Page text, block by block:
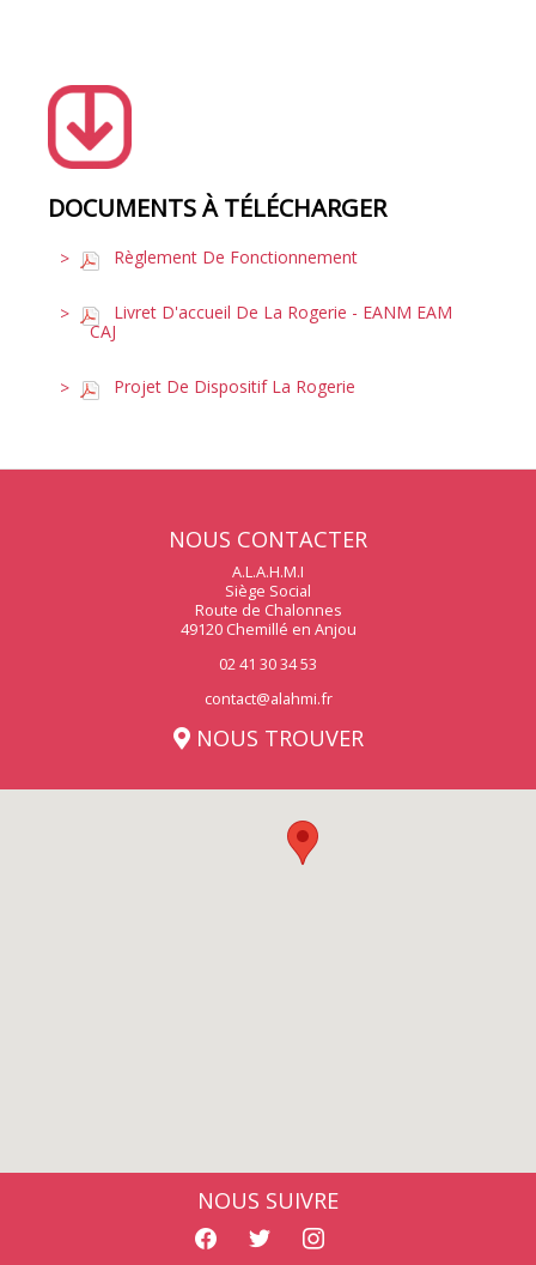
DOCUMENTS À TÉLÉCHARGER
Règlement De Fonctionnement
Livret D'accueil De La Rogerie - EANM EAM
CAJ
Projet De Dispositif La Rogerie
NOUS CONTACTER
A.L.A.H.M.I
Siège Social
Route de Chalonnes
49120 Chemillé en Anjou
02 41 30 34 53
contact@alahmi.fr
NOUS TROUVER
NOUS SUIVRE
facebooktwitter instagram